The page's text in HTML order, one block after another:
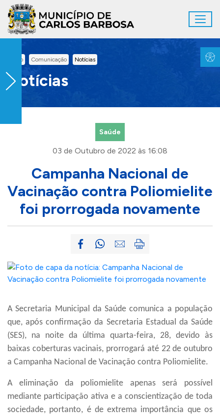
Ir para conteúdo principal
Inicio Comunicação Notícias
Notícias
Saúde
03 de Outubro de 2022 às 16:08
Campanha Nacional de
Vacinação contra Poliomielite
foi prorrogada novamente
A Secretaria Municipal da Saúde comunica a população
que, após confirmação da Secretaria Estadual da Saúde
(SES), na noite da última quarta-feira, 28, devido às
baixas coberturas vacinais, prorrogará até 22 de outubro
a Campanha Nacional de Vacinação contra Poliomielite.
A eliminação da poliomielite apenas será possível
mediante participação ativa e a conscientização de toda
sociedade, portanto, é de extrema importância que os